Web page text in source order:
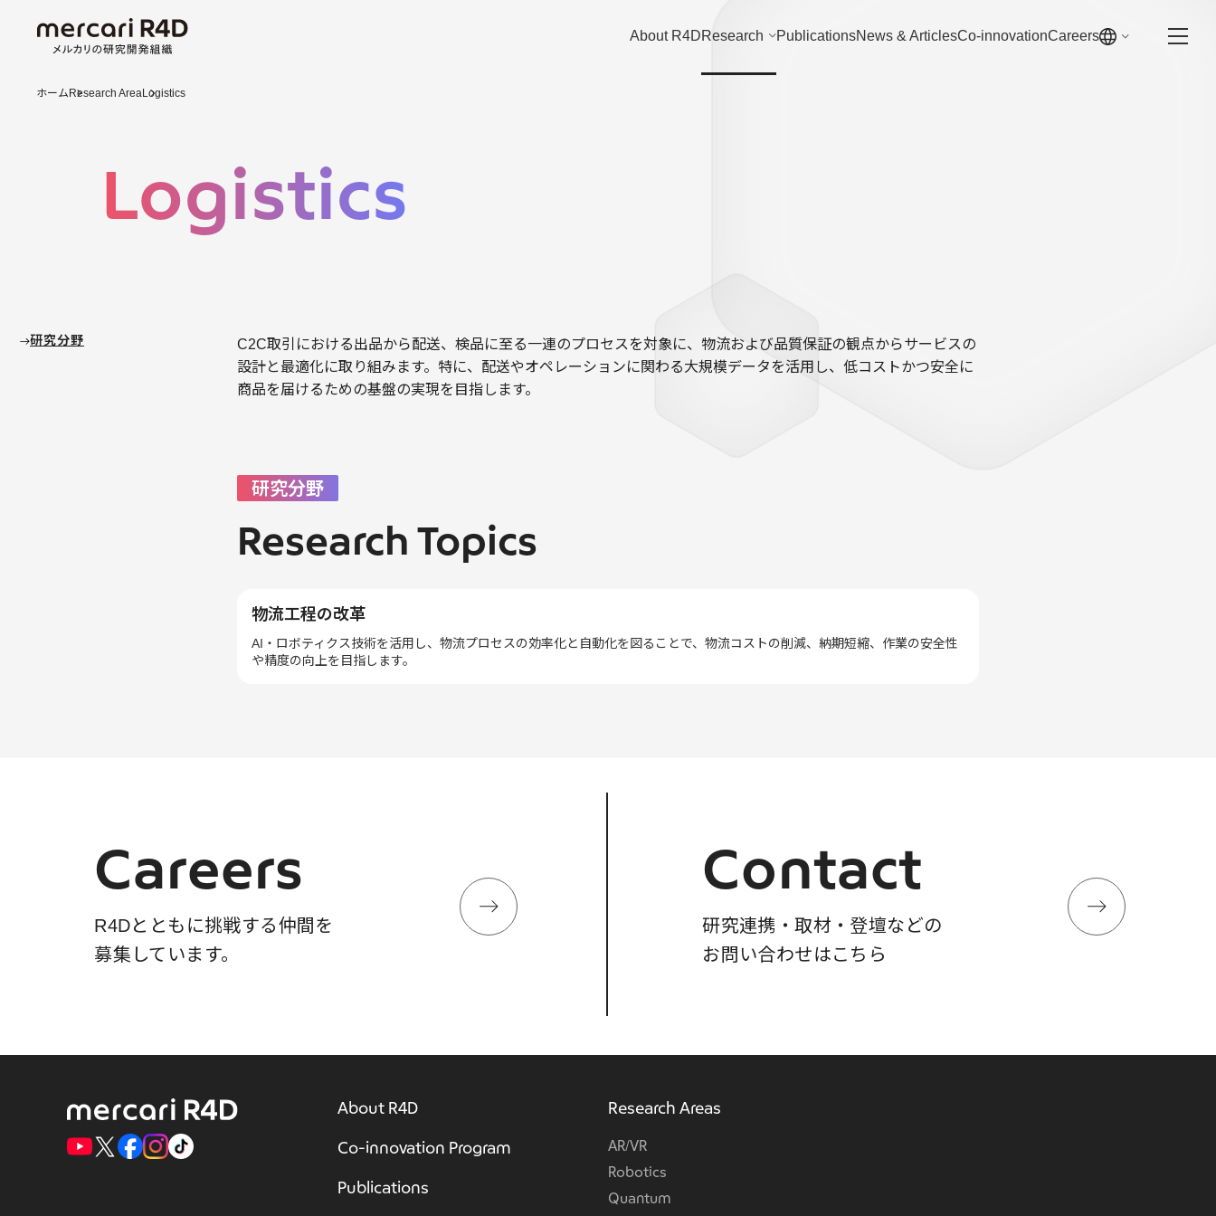
About R4DResearch PublicationsNews & ArticlesCo-innovationCareers
ホーム Research AreaLogistics
Logistics
研究分野
C2C取引における出品から配送、検品に至る一連のプロセスを対象に、物流および品質保証の観点からサービスの
設計と最適化に取り組みます。特に、配送やオペレーションに関わる大規模データを活用し、低コストかつ安全に
商品を届けるための基盤の実現を目指します。
研究分野
Research Topics
物流工程の改革
AI・ロボティクス技術を活用し、物流プロセスの効率化と自動化を図ることで、物流コストの削減、納期短縮、作業の安全性
や精度の向上を目指します。
Careers
R4Dとともに挑戦する仲間を
募集しています。
Contact
研究連携・取材・登壇などの
お問い合わせはこちら
About R4D
Co-innovation Program
Publications
Research Areas
AR/VR
Robotics
Quantum